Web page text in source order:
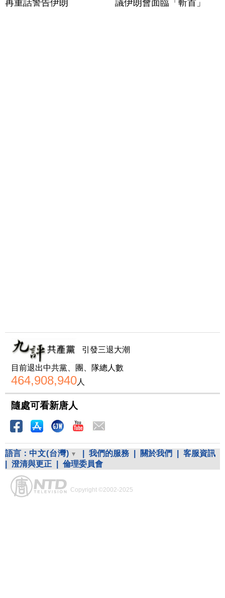
再重話警告伊朗
議伊朗會面臨「斬首」
引發三退大潮
目前退出中共黨、團、隊總人數
464,908,940人
隨處可看新唐人
語言： 中文(台灣) 我們的服務 關於我們
客服資訊
澄清與更正 倫理委員會
Copyright ©2002-2025